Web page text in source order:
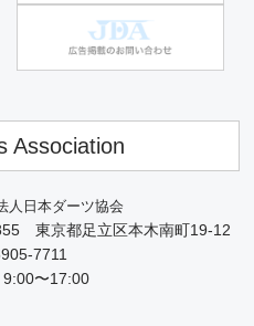
Association
人日本ダーツ協会
東京都足立区本木南町19-12
7711
〜17:00